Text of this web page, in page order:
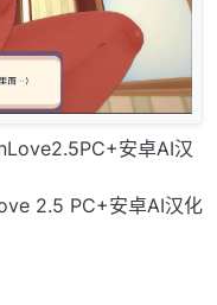
安卓AI汉
2.5 PC+安卓AI汉化